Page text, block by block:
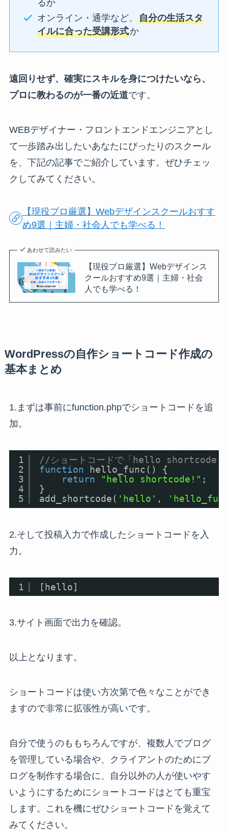
るか
オンライン・通学など、 自分の生活スタ
イルに合った受講形式か
遠回りせず、確実にスキルを身につけたいなら、
プロに教わるのが一番の近道です。
WEBデザイナー・フロントエンドエンジニアとし
て一歩踏み出したいあなたにぴったりのスクール
を、下記の記事でご紹介しています。ぜひチェッ
クしてみてください。
【現役プロ厳選】Webデザインスクールおすす
め9選｜主婦・社会人でも学べる！
あわせて読みたい
【現役プロ厳選】Webデザインス
クールおすすめ9選｜主婦・社会
人でも学べる！
WordPressの自作ショートコード作成の
基本まとめ
1.まずは事前にfunction.phpでショートコードを追
加。
1
2
3
4
5
//ショートコードで「hello shortcode!
function
hello_func() {
return
"hello shortcode!" ;
}
add_shortcode( 'hello' ,
2.そして投稿入力で作成したショートコードを入
力。
1 [hello]
3.サイト画面で出力を確認。
以上となります。
ショートコードは使い方次第で色々なことができ
ますので非常に拡張性が高いです。
自分で使うのももちろんですが、複数人でブログ
を管理している場合や、クライアントのためにブ
ログを制作する場合に、自分以外の人が使いやす
いようにするためにショートコードはとても重宝
します。これを機にぜひショートコードを覚えて
みてください。